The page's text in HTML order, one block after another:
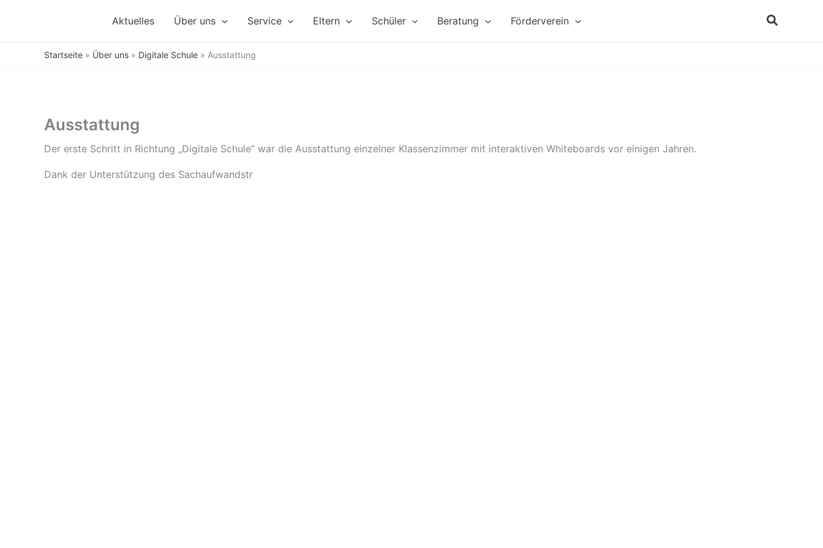
Aktuelles Über uns Service Eltern Schüler Beratung Förderverein Suchen
Startseite » Über uns » Digitale Schule » Ausstattung
Ausstattung
Der erste Schritt in Richtung „Digitale Schule“ war die Ausstattung einzelner Klassenzimmer mit interaktiven Whiteboards vor einigen Jahren.
Dank der Unterstützung des Sachaufwandstr